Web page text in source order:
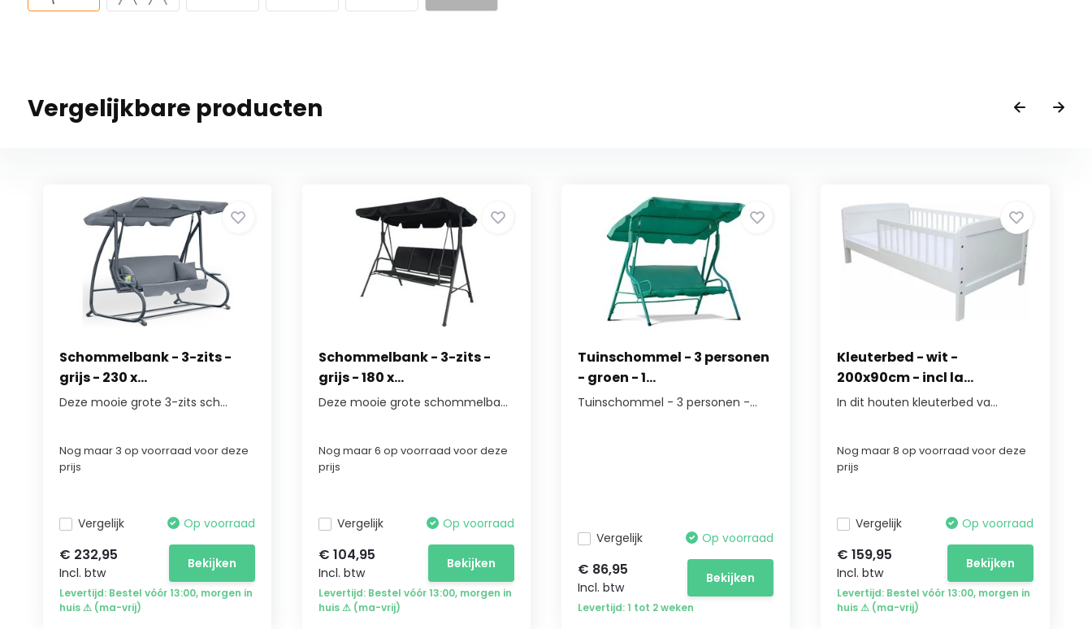
Vergelijkbare producten
Schommelbank - 3-zits -
grijs - 230 x...
Deze mooie grote 3-zits sch...
Nog maar 3 op voorraad voor deze
prijs
Vergelijk Op voorraad
€ 232,95
Incl. btw
Bekijken
Levertijd: Bestel vóór 13:00, morgen in
huis ⚠ (ma-vrij)
Schommelbank - 3-zits -
grijs - 180 x...
Deze mooie grote schommelba...
Nog maar 6 op voorraad voor deze
prijs
Vergelijk Op voorraad
€ 104,95
Incl. btw
Bekijken
Levertijd: Bestel vóór 13:00, morgen in
huis ⚠ (ma-vrij)
Tuinschommel - 3 personen
- groen - 1...
Tuinschommel - 3 personen -...
Vergelijk Op voorraad
€ 86,95
Incl. btw
Bekijken
Levertijd: 1 tot 2 weken
Kleuterbed - wit -
200x90cm - incl la...
In dit houten kleuterbed va...
Nog maar 8 op voorraad voor deze
prijs
Vergelijk Op voorraad
€ 159,95
Incl. btw
Bekijken
Levertijd: Bestel vóór 13:00, morgen in
huis ⚠ (ma-vrij)